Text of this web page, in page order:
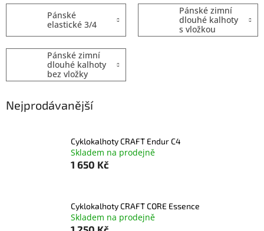
Pánské
elastické 3/4
Pánské zimní
dlouhé kalhoty
s vložkou
Pánské zimní
dlouhé kalhoty
bez vložky
Nejprodávanější
Cyklokalhoty CRAFT Endur C4
Skladem na prodejně
1 650 Kč
Cyklokalhoty CRAFT CORE Essence
Skladem na prodejně